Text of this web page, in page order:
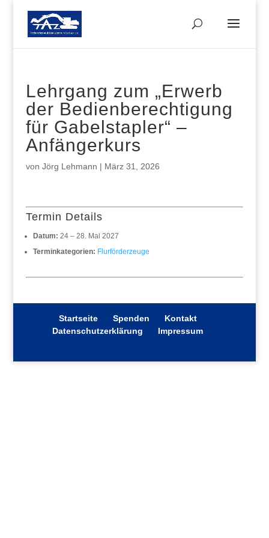
Lehrgang zum „Erwerb
der Bedienberechtigung
für Gabelstapler“ –
Anfängerkurs
von Jörg Lehmann | März 31, 2026
Termin Details
Datum: 24– 28. Mai 2027
Terminkategorien: Flurförderzeuge
Startseite Spenden
Kontakt
Datenschutzerklärung
Impressum